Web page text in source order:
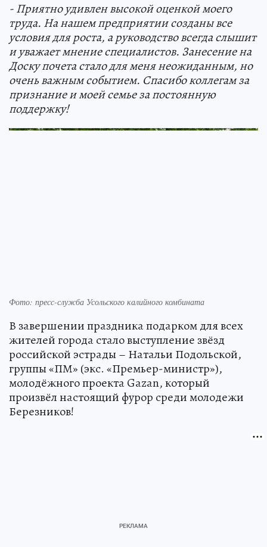
- Приятно удивлен высокой оценкой моего
труда. На нашем предприятии созданы все
условия для роста, а руководство всегда слышит
и уважает мнение специалистов. Занесение на
Доску почета стало для меня неожиданным, но
очень важным событием. Спасибо коллегам за
признание и моей семье за постоянную
поддержку!
Фото: пресс-служба Усольского калийного комбината
В завершении праздника подарком для всех
жителей города стало выступление звёзд
российской эстрады – Натальи Подольской,
группы «ПМ» (экс. «Премьер-министр»),
молодёжного проекта Gazan, который
произвёл настоящий фурор среди молодежи
Березников!